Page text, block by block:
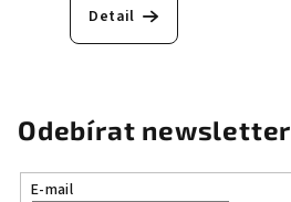
Detail
Odebírat newsletter
E-mail